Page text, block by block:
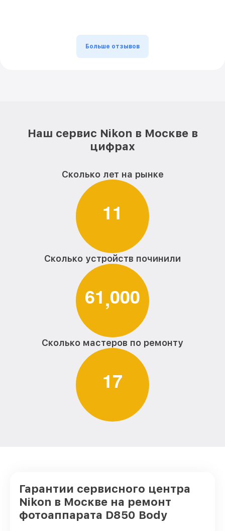
Больше отзывов
Наш сервис Nikon в Москве в
цифрах
Сколько лет на рынке
11
Сколько устройств починили
61,000
Сколько мастеров по ремонту
17
Гарантии сервисного центра
Nikon в Москве на ремонт
фотоаппарата D850 Body